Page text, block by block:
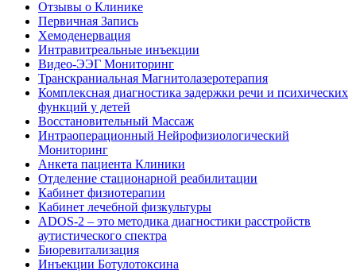
Отзывы о Клинике
Первичная Запись
Хемоденервация
Интравитреальные инъекции
Видео-ЭЭГ Мониторинг
Транскраниальная Магнитолазеротерапия
Комплексная диагностика задержки речи и психических
функций у детей
Восстановительный Массаж
Интраоперационный Нейрофизиологический
Мониторинг
Анкета пациента Клиники
Отделение стационарной реабилитации
Кабинет физиотерапии
Кабинет лечебной физкультуры
ADOS-2 – это методика диагностики расстройств
аутистического спектра
Биоревитализация
Инъекции Ботулотоксина